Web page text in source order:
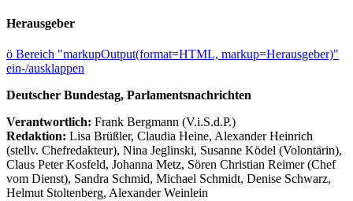
Herausgeber
ö Bereich "markupOutput(format=HTML, markup=Herausgeber)"
ein-/ausklappen
Deutscher Bundestag, Parlamentsnachrichten
Verantwortlich: Frank Bergmann (V.i.S.d.P.)
Redaktion: Lisa Brüßler, Claudia Heine, Alexander Heinrich
(stellv. Chefredakteur), Nina Jeglinski, Susanne Ködel (Volontärin),
Claus Peter Kosfeld, Johanna Metz, Sören Christian Reimer (Chef
vom Dienst), Sandra Schmid, Michael Schmidt, Denise Schwarz,
Helmut Stoltenberg, Alexander Weinlein